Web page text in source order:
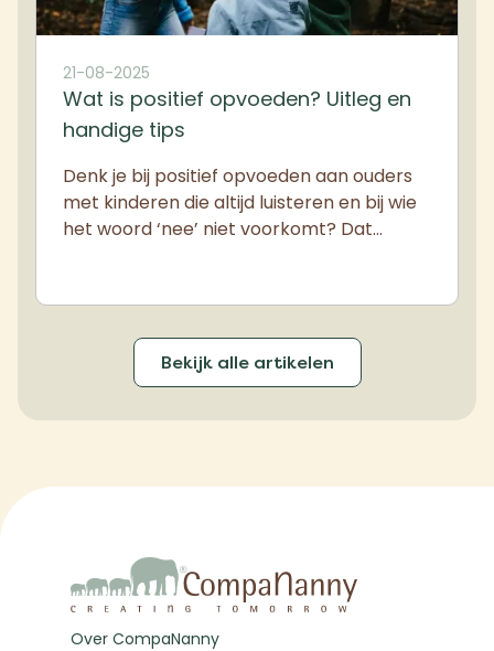
21-08-2025
Wat is positief opvoeden? Uitleg en
handige tips
Denk je bij positief opvoeden aan ouders
met kinderen die altijd luisteren en bij wie
het woord ‘nee’ niet voorkomt? Dat…
Bekijk alle artikelen
Over CompaNanny